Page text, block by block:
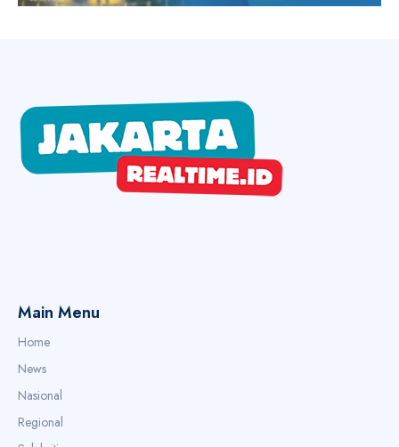
Main Menu
Home
News
Nasional
Regional